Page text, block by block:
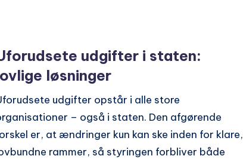
udgifter i staten:
løsninger
udgifter opstår i alle store
– også i staten. Den afgørende
er, at ændringer kun kan ske inden for klare,
rammer, så styringen forbliver både